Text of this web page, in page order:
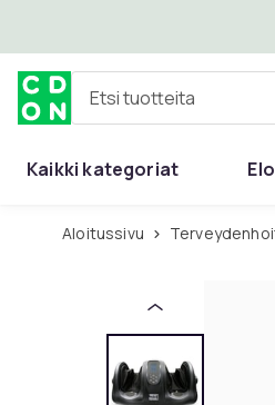
Etsi tuotteita
Kaikki kategoriat
Aloitussivu